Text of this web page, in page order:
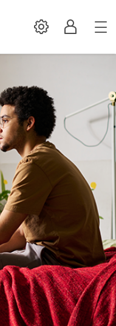
SettingsProfil